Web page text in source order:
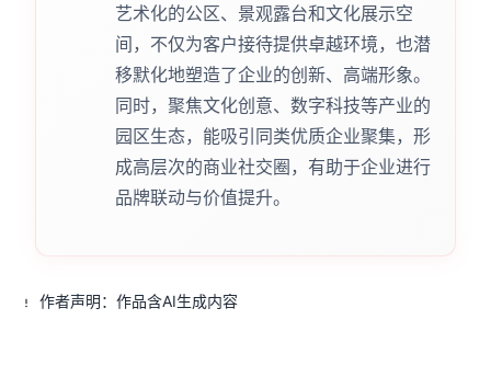
艺术化的公区、景观露台和文化展示空
间，不仅为客户接待提供卓越环境，也潜
移默化地塑造了企业的创新、高端形象。
同时，聚焦文化创意、数字科技等产业的
园区生态，能吸引同类优质企业聚集，形
成高层次的商业社交圈，有助于企业进行
品牌联动与价值提升。
作者声明：作品含AI生成内容